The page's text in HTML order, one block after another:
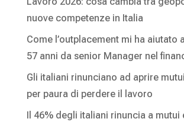
nuove competenze in Italia
Come l’outplacement mi ha aiutato
57 anni da senior Manager nel
Gli italiani rinunciano ad aprire
per paura di perdere il lavoro
Il 46% degli italiani rinuncia a mutui